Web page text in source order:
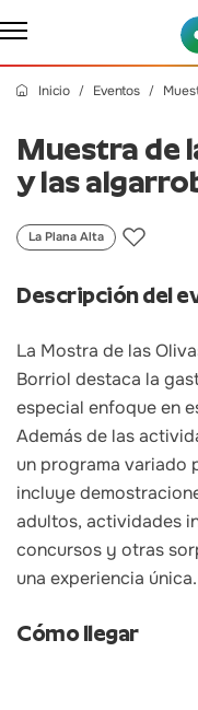
Inicio Eventos
Muestra de
y las
La Plana Alta
Descripción del
La Mostra de las
Borriol destaca la
especial enfoque en
Además de las
un programa variado
incluye
adultos, actividades
concursos y otras
una experiencia única.
Cómo llegar